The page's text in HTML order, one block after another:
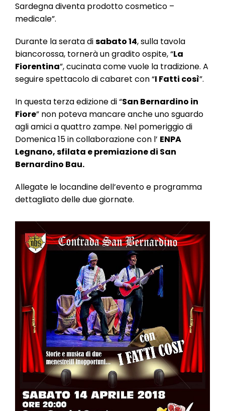
Sardegna diventa prodotto cosmetico –
medicale”.
Durante la serata disabato 14, sulla tavola
biancorossa, tornerà un gradito ospite, “La
Fiorentina”, cucinata come vuole la tradizione. A
seguire spettacolo di cabaret con “I Fatti così”.
In questa terza edizione di “San Bernardino in
Fiore” non poteva mancare anche uno sguardo
agli amici a quattro zampe. Nel pomeriggio di
Domenica 15 in collaborazione con l’ ENPA
Legnano, sfilata e premiazione di San
Bernardino Bau.
Allegate le locandine dell’evento e programma
dettagliato delle due giornate.